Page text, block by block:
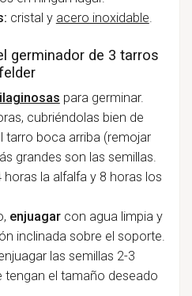
cristal y acero inoxidable.
germinador de 3 tarros
para germinar.
cubriéndolas bien de
tarro boca arriba (remojar
grandes son las semillas.
la alfalfa y 8 horas los
enjuagar con agua limpia y
inclinada sobre el soporte.
las semillas 2-3
tengan el tamaño deseado